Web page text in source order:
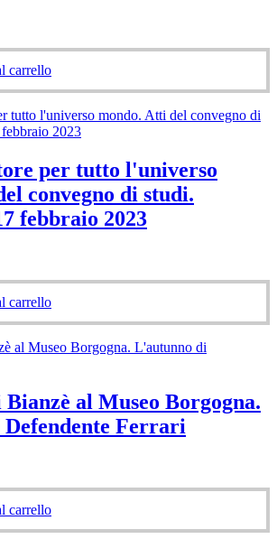
carrello
per tutto l'universo
convegno di studi.
febbraio 2023
carrello
al Museo Borgogna.
Ferrari
carrello